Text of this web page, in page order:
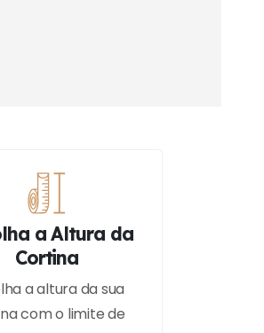
a Altura da
Cortina
a altura da sua
com o limite de